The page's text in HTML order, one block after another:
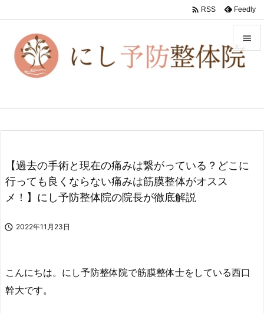


検索
 RSS Feedly
【過去の手術と現在の痛みは繋がっている？どこに
行っても良くならない痛みは筋膜整体がオスス
メ！】にし予防整体院の院長が徹底解説
 2022年11月23日
こんにちは。にし予防整体院で筋膜整体士をしている西口
幹大です。